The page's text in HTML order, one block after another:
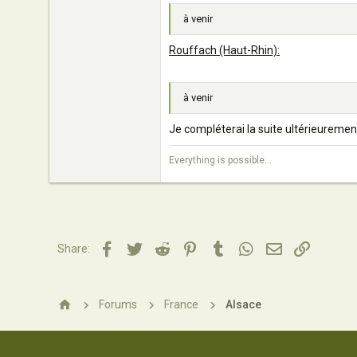
à venir
Rouffach (Haut-Rhin):
à venir
Je compléterai la suite
Everything is possible...
Share: Facebook
TwitterReddit PinterestTumblrWhatsApp
EmailLien
Forums France Alsace